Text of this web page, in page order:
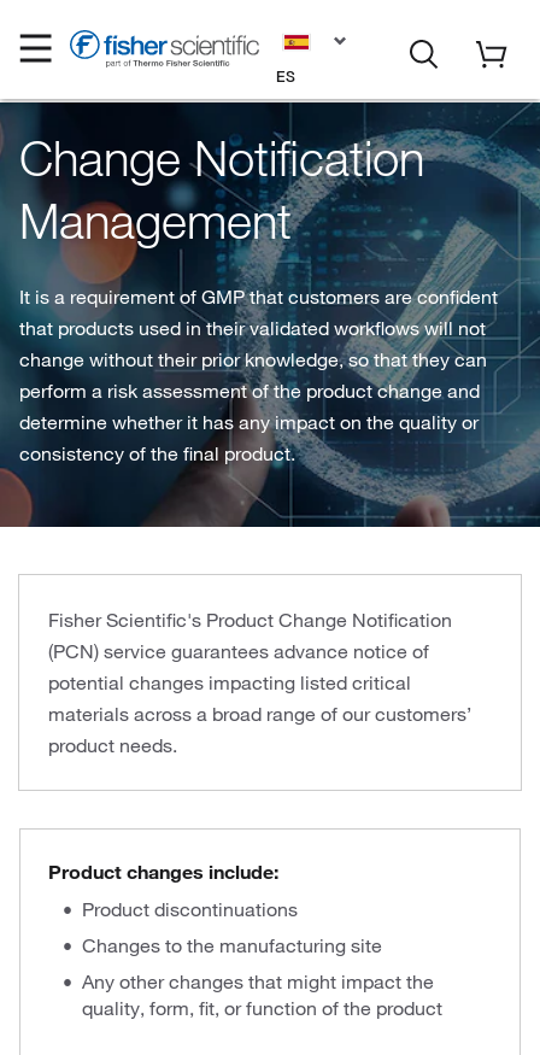
ES
Change Notification
Management
It is a requirement of GMP that customers are confident
that products used in their validated workflows will not
change without their prior knowledge, so that they can
perform a risk assessment of the product change and
determine whether it has any impact on the quality or
consistency of the final product.
Fisher Scientific's Product Change Notification
(PCN) service guarantees advance notice of
potential changes impacting listed critical
materials across a broad range of our customers’
product needs.
Product changes include:
Product discontinuations
Changes to the manufacturing site
Any other changes that might impact the
quality, form, fit, or function of the product